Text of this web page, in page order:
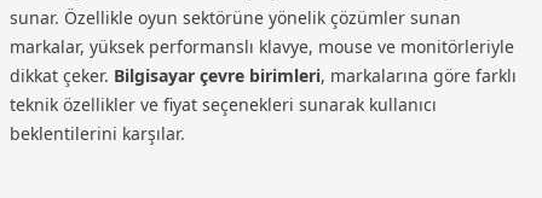
sunar. Özellikle oyun sektörüne yönelik çözümler sunan
markalar, yüksek performanslı klavye, mouse ve monitörleriyle
dikkat çeker. Bilgisayar çevre birimleri, markalarına göre farklı
teknik özellikler ve fiyat seçenekleri sunarak kullanıcı
beklentilerini karşılar.